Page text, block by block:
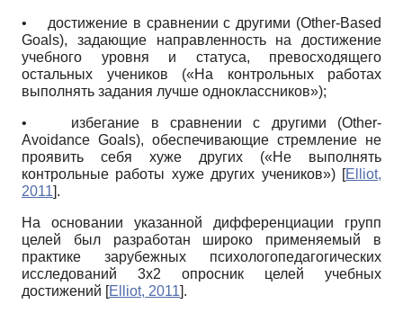
• достижение в сравнении с другими (Other-Based
Goals), задающие направленность на достижение
учебного уровня и статуса, превосходящего
остальных учеников («На контрольных работах
выполнять задания лучше одноклассников»);
• избегание в сравнении с другими (Other-
Avoidance Goals), обеспечивающие стремление не
проявить себя хуже других («Не выполнять
контрольные работы хуже других учеников») [Elliot,
2011].
На основании указанной дифференциации групп
целей был разработан широко применяемый в
практике зарубежных психолого­педагогических
исследований 3х2 опросник целей учебных
достижений [Elliot, 2011].